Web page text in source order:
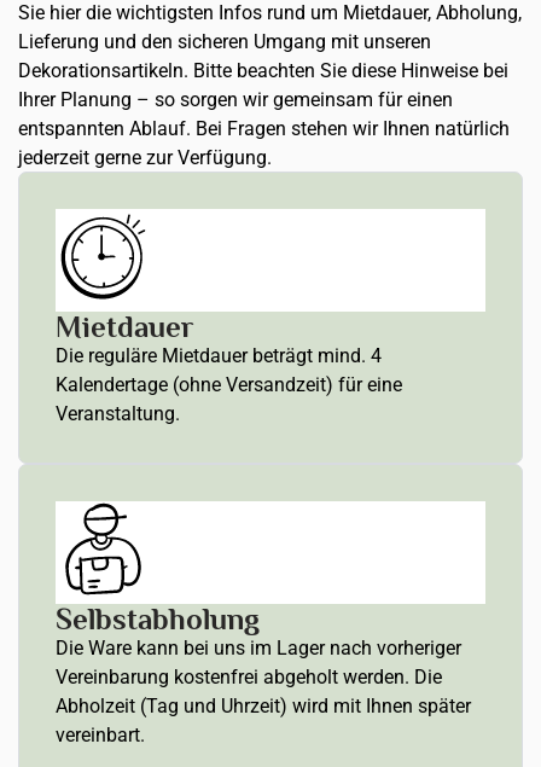
Sie hier die wichtigsten Infos rund um Mietdauer, Abholung,
Lieferung und den sicheren Umgang mit unseren
Dekorationsartikeln. Bitte beachten Sie diese Hinweise bei
Ihrer Planung – so sorgen wir gemeinsam für einen
entspannten Ablauf. Bei Fragen stehen wir Ihnen natürlich
jederzeit gerne zur Verfügung.
Mietdauer
Die reguläre Mietdauer beträgt mind. 4
Kalendertage (ohne Versandzeit) für eine
Veranstaltung.
Selbstabholung
Die Ware kann bei uns im Lager nach vorheriger
Vereinbarung kostenfrei abgeholt werden. Die
Abholzeit (Tag und Uhrzeit) wird mit Ihnen später
vereinbart.